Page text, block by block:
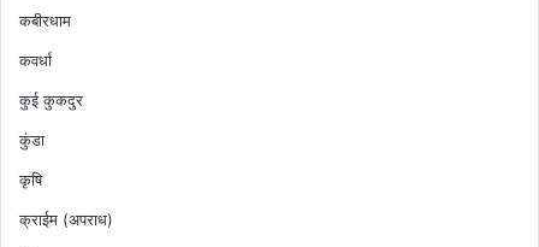
कबीरधाम
कवर्धा
कुई कुकदुर
कुंडा
कृषि
क्राईम (अपराध)